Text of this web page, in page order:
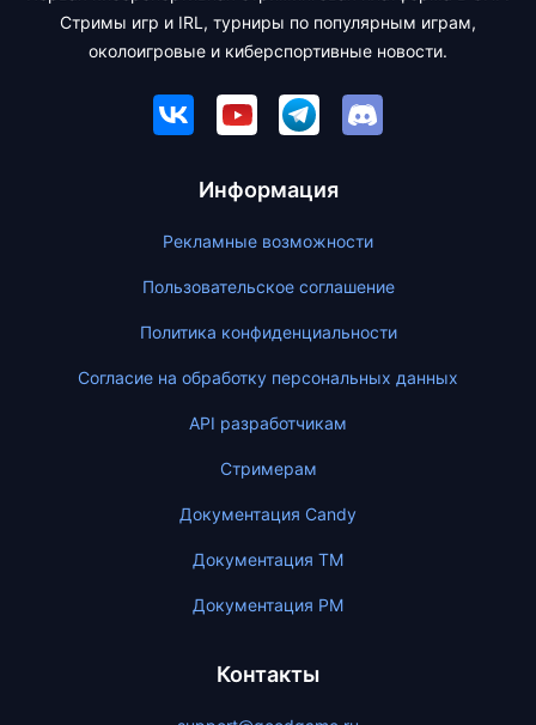
Стримы игр и IRL, турниры по популярным играм,
околоигровые и киберспортивные новости.
Информация
Рекламные возможности
Пользовательское соглашение
Политика конфиденциальности
Согласие на обработку персональных данных
API разработчикам
Стримерам
Документация Candy
Документация ТМ
Документация PM
Контакты